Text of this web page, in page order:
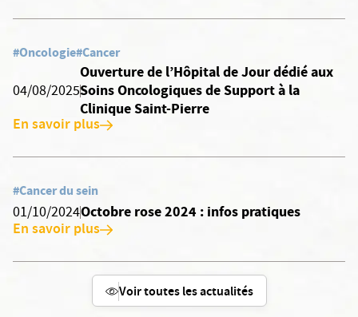
#Oncologie#Cancer
04/08/2025
Ouverture de l’Hôpital de Jour dédié aux
Soins Oncologiques de Support à la
Clinique Saint-Pierre
En savoir plus
#Cancer du sein
01/10/2024Octobre rose 2024 : infos pratiques
En savoir plus
Voir toutes les actualités